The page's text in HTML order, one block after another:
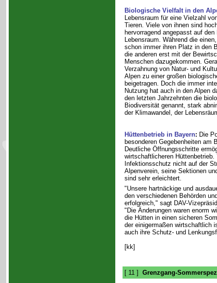
Biologische Vielfalt in den
Lebensraum für eine Vielzahl
Tieren. Viele von ihnen sind
hervorragend angepasst auf den
Lebensraum. Während die
schon immer ihren Platz in den
die anderen erst mit der
Menschen dazugekommen.
Verzahnung von Natur- und
Alpen zu einer großen
beigetragen. Doch die immer
Nutzung hat auch in den Alpen
den letzten Jahrzehnten die
Biodiversität genannt, stark
der Klimawandel, der
Hüttenbetrieb in Bayern: Die
besonderen Gegebenheiten am
Deutliche Öffnungsschritte
wirtschaftlicheren Hüttenbetrieb.
Infektionsschutz nicht auf der
Alpenverein, seine Sektionen
sind sehr erleichtert.
"Unsere hartnäckige und
den verschiedenen Behörden
erfolgreich," sagt DAV-
"Die Änderungen waren enorm
die Hütten in einen sicheren
der einigermaßen wirtschaftlich
auch ihre Schutz- und
[kk]
[ 11 ] Grenzgang-